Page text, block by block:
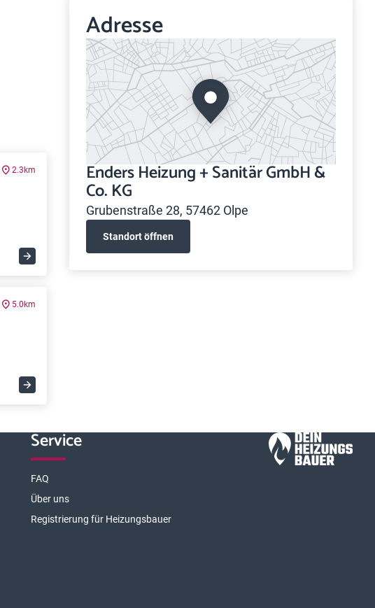
2.3km
5.0km
Adresse
Enders Heizung + Sanitär GmbH &
Co. KG
Grubenstraße 28, 57462 Olpe
Standort öffnen
Service
FAQ
Über uns
Registrierung für Heizungsbauer